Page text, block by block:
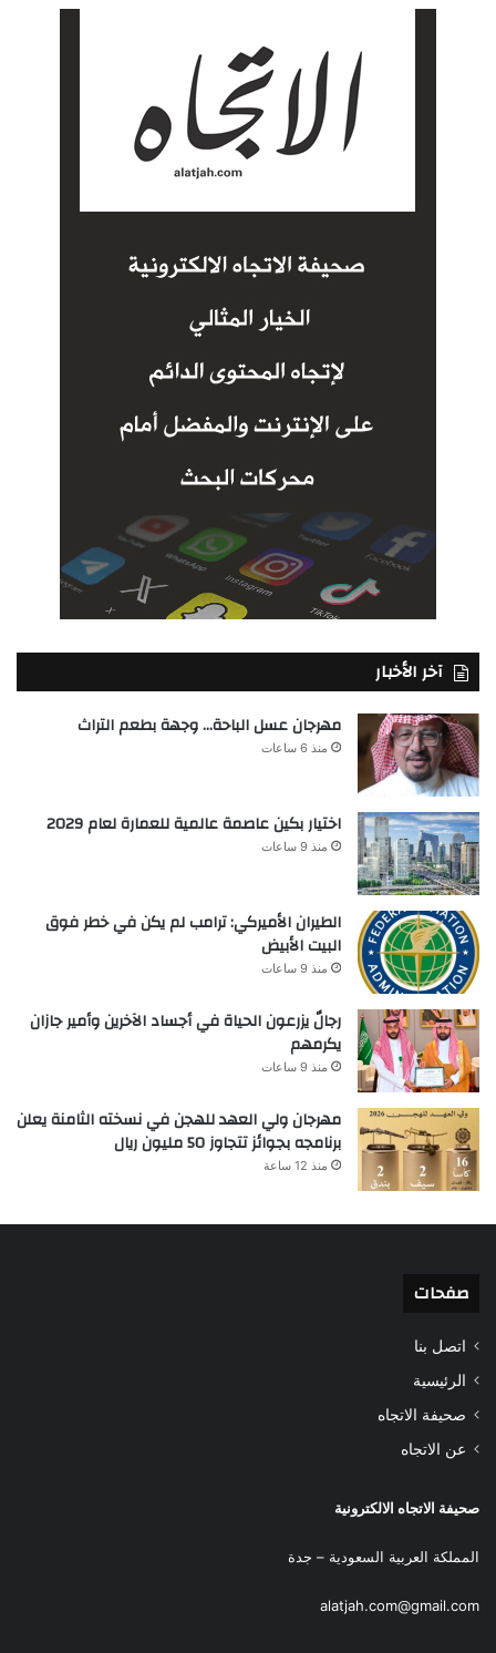
آخر الأخبار
مهرجان عسل الباحة… وجهة بطعم التراث
منذ 6 ساعات
اختيار بكين عاصمة عالمية للعمارة لعام 2029
منذ 9 ساعات
الطيران الأميركي: ترامب لم يكن في خطر فوق
البيت الأبيض
منذ 9 ساعات
رجالٌ يزرعون الحياة في أجساد الآخرين وأمير جازان
يكرمهم
منذ 9 ساعات
مهرجان ولي العهد للهجن في نسخته الثامنة يعلن
برنامجه بجوائز تتجاوز 50 مليون ريال
منذ 12 ساعة
صفحات
اتصل بنا
الرئيسية
صحيفة الاتجاه
عن الاتجاه
صحيفة الاتجاه الالكترونية
المملكة العربية السعودية – جدة
alatjah.com@gmail.com